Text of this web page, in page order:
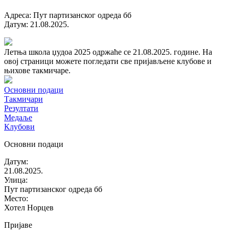
Адреса: Пут партизанског одреда бб
Датум: 21.08.2025.
Летња школа џудоа 2025 одржаће се 21.08.2025. године. На
овој страници можете погледати све пријављене клубове и
њихове такмичаре.
Основни подаци
Такмичари
Резултати
Медаље
Клубови
Основни подаци
Датум:
21.08.2025.
Улица:
Пут партизанског одреда бб
Место:
Хотел Норцев
Пријаве